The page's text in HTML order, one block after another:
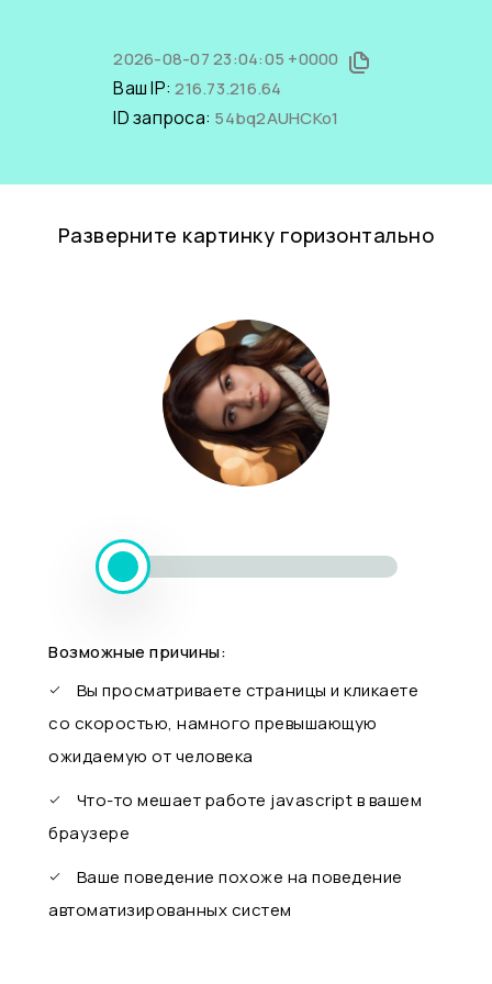
2026-08-07 23:04:05 +0000
Ваш IP:216.73.216.64
ID запроса: 54bq2AUHCKo1
Разверните картинку горизонтально
Возможные причины:
Вы просматриваете страницы и кликаете
со скоростью, намного превышающую
ожидаемую от человека
Что-то мешает работе javascript в вашем
браузере
Ваше поведение похоже на поведение
автоматизированных систем